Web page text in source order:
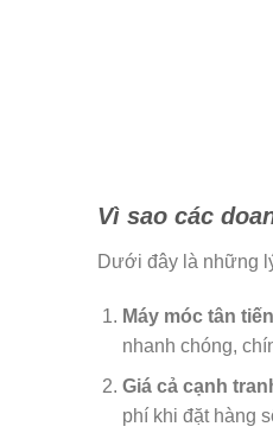
Vì sao các
Dưới đây là những
Máy móc tân
nhanh chóng,
Giá cả cạnh
phí khi đặt hàng